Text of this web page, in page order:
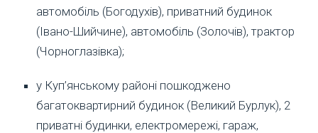
автомобіль (Богодухів), приватний будинок
(Івано-Шийчине), автомобіль (Золочів), трактор
(Чорноглазівка);
у Куп’янському районі пошкоджено
багатоквартирний будинок (Великий Бурлук), 2
приватні будинки, електромережі, гараж,